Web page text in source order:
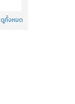
ดูทั้งหมด